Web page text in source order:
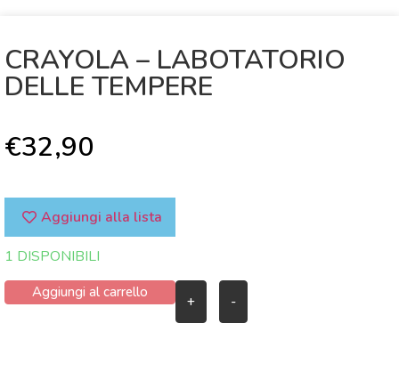
CRAYOLA – LABOTATORIO
DELLE TEMPERE
€32,90
Aggiungi alla lista
1 DISPONIBILI
+ -
Aggiungi al carrello